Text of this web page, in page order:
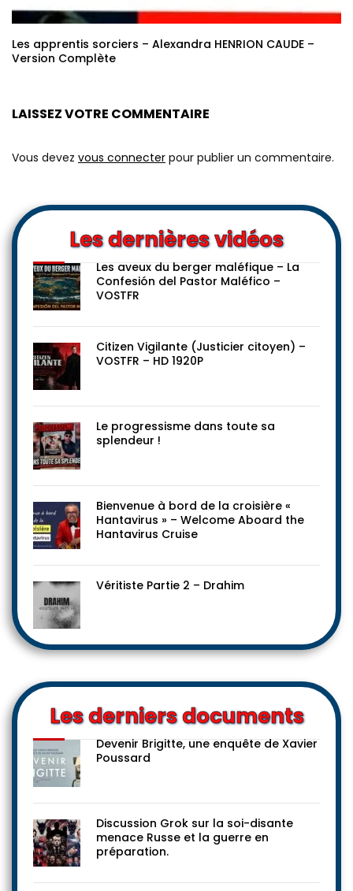
Les apprentis sorciers – Alexandra HENRION CAUDE –
Version Complète
LAISSEZ VOTRE COMMENTAIRE
Vous devez vous connecter pour publier un commentaire.
Les dernières vidéos
Les aveux du berger maléfique – La
Confesión del Pastor Maléfico –
VOSTFR
Citizen Vigilante (Justicier citoyen) –
VOSTFR – HD 1920P
Le progressisme dans toute sa
splendeur !
Bienvenue à bord de la croisière «
Hantavirus » – Welcome Aboard the
Hantavirus Cruise
Véritiste Partie 2 – Drahim
Les derniers documents
Devenir Brigitte, une enquête de Xavier
Poussard
Discussion Grok sur la soi-disante
menace Russe et la guerre en
préparation.